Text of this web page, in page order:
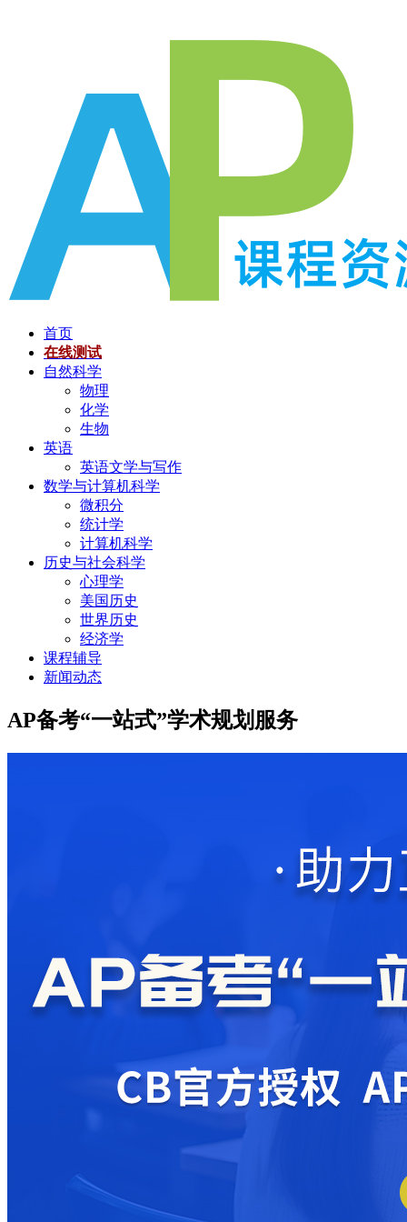
首页
在线测试
自然科学
物理
化学
生物
英语
英语文学与写作
数学与计算机科学
微积分
统计学
计算机科学
历史与社会科学
心理学
美国历史
世界历史
经济学
课程辅导
新闻动态
AP备考“一站式”学术规划服务